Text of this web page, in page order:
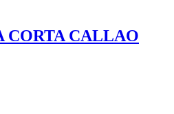
CORTA CALLAO